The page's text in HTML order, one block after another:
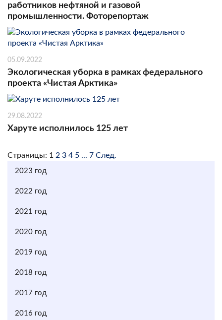
работников нефтяной и газовой
промышленности. Фоторепортаж
05.09.2022
Экологическая уборка в рамках федерального
проекта «Чистая Арктика»
29.08.2022
Харуте исполнилось 125 лет
Страницы: 1 2 3 4 5 ... 7 След.
2023 год
2022 год
2021 год
2020 год
2019 год
2018 год
2017 год
2016 год